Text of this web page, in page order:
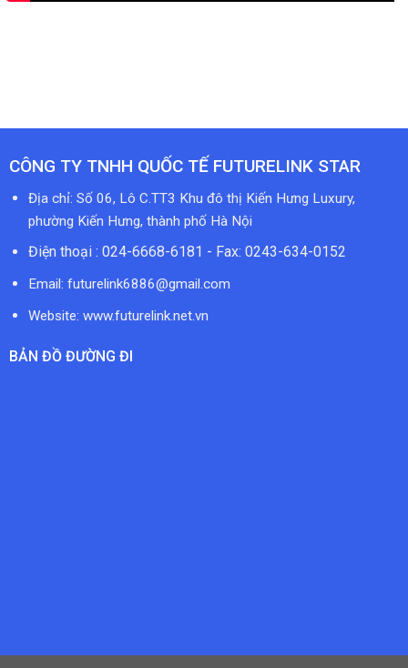
CÔNG TY TNHH QUỐC TẾ FUTURELINK STAR
Địa chỉ: Số 06, Lô C.TT3 Khu đô thị Kiến Hưng Luxury,
phường Kiến Hưng, thành phố Hà Nội
Điện thoại : 024-6668-6181 - Fax: 0243-634-0152
Email: futurelink6886@gmail.com
Website: www.futurelink.net.vn
BẢN ĐỒ ĐƯỜNG ĐI